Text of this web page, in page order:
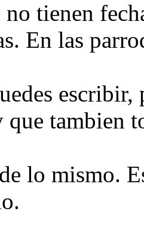
no tienen
En las
escribir,
que tambien
lo mismo.